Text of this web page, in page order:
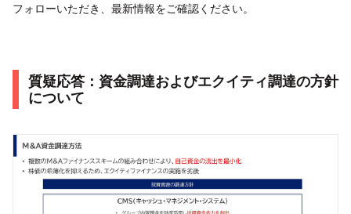
フォローいただき、最新情報をご確認ください。
質疑応答：資金調達およびエクイティ調達の方針
について